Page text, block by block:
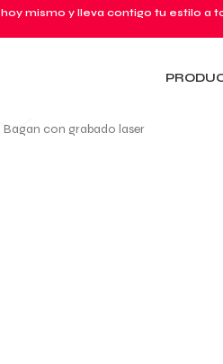
hoy mismo y lleva contigo tu estilo a